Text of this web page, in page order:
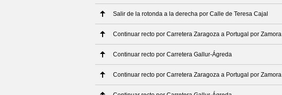
Salir de la rotonda a la derecha por Calle de Teresa Cajal
Continuar recto por Carretera Zaragoza a Portugal por Zamora
Continuar recto por Carretera Gallur-Ágreda
Continuar recto por Carretera Zaragoza a Portugal por Zamora